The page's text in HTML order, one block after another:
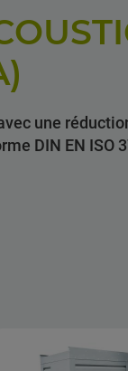
une
DIN EN ISO